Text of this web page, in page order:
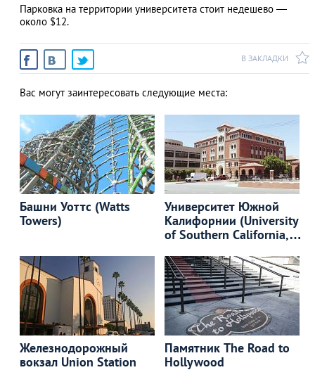
Парковка на территории университета стоит недешево —
около $12.
В ЗАКЛАДКИ
Вас могут заинтересовать следующие места:
Башни Уоттс (Watts
Towers)
Университет Южной
Калифорнии (University
of Southern California,
Железнодорожный
вокзал Union Station
Памятник The Road to
Hollywood